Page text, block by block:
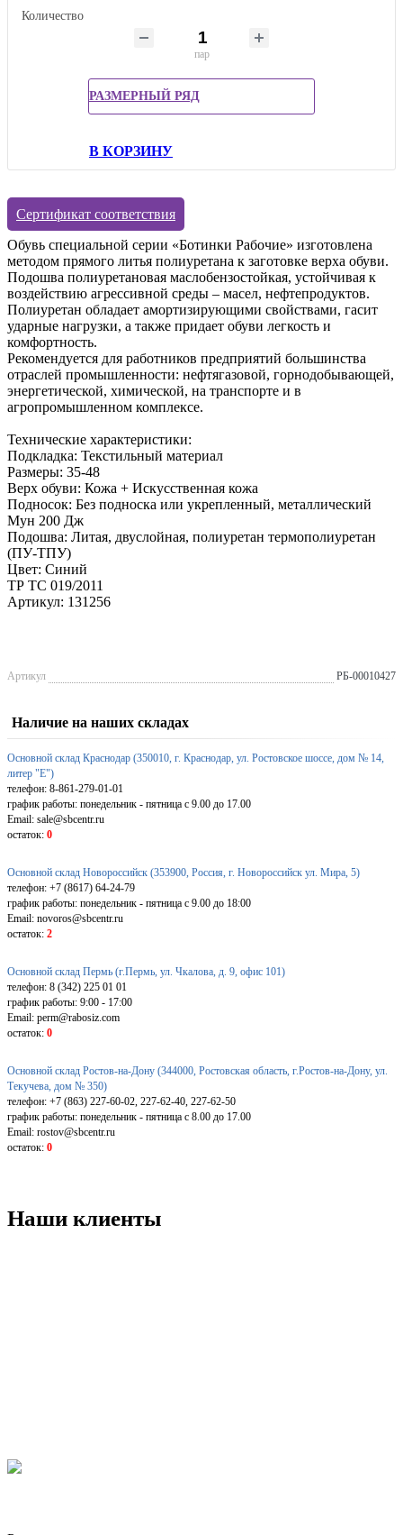
Количество
пар
РАЗМЕРНЫЙ РЯД
В КОРЗИНУ
Сертификат соответствия
Обувь специальной серии «Ботинки Рабочие» изготовлена
методом прямого литья полиуретана к заготовке верха обуви.
Подошва полиуретановая маслобензостойкая, устойчивая к
воздействию агрессивной среды – масел, нефтепродуктов.
Полиуретан обладает амортизирующими свойствами, гасит
ударные нагрузки, а также придает обуви легкость и
комфортность.
Рекомендуется для работников предприятий большинства
отраслей промышленности: нефтягазовой, горнодобывающей,
энергетической, химической, на транспорте и в
агропромышленном комплексе.
Технические характеристики:
Подкладка: Текстильный материал
Размеры: 35-48
Верх обуви: Кожа + Искусственная кожа
Подносок: Без подноска или укрепленный, металлический
Мун 200 Дж
Подошва: Литая, двуслойная, полиуретан термополиуретан
(ПУ-ТПУ)
Цвет: Синий
ТР ТС 019/2011
Артикул: 131256
Артикул РБ-00010427
Наличие на наших складах
Основной склад Краснодар (350010, г. Краснодар, ул. Ростовское шоссе, дом № 14,
литер "Е")
телефон: 8-861-279-01-01
график работы: понедельник - пятница с 9.00 до 17.00
Email: sale@sbcentr.ru
остаток: 0
Основной склад Новороссийск (353900, Россия, г. Новороссийск ул. Мира, 5)
телефон: +7 (8617) 64-24-79
график работы: понедельник - пятница с 9.00 до 18:00
Email: novoros@sbcentr.ru
остаток: 2
Основной склад Пермь (г.Пермь, ул. Чкалова, д. 9, офис 101)
телефон: 8 (342) 225 01 01
график работы: 9:00 - 17:00
Email: perm@rabosiz.com
остаток: 0
Основной склад Ростов-на-Дону (344000, Ростовская область, г.Ростов-на-Дону, ул.
Текучева, дом № 350)
телефон: +7 (863) 227-60-02, 227-62-40, 227-62-50
график работы: понедельник - пятница с 8.00 до 17.00
Email: rostov@sbcentr.ru
остаток: 0
Наши клиенты